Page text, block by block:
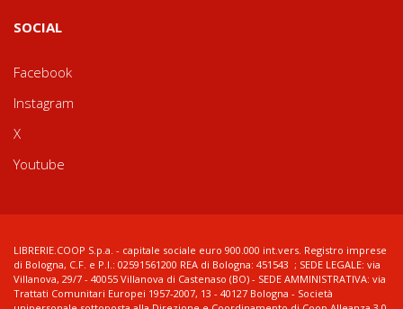
SOCIAL
Facebook
Instagram
X
Youtube
LIBRERIE.COOP S.p.a. - capitale sociale euro 900.000 int.vers. Registro imprese
di Bologna, C.F. e P.I.: 02591561200 REA di Bologna: 451543 ; SEDE LEGALE: via
Villanova, 29/7 - 40055 Villanova di Castenaso (BO) - SEDE AMMINISTRATIVA: via
Trattati Comunitari Europei 1957-2007, 13 - 40127 Bologna - Società